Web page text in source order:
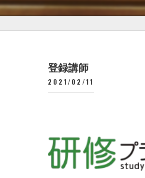
登録講師
2021/02/11